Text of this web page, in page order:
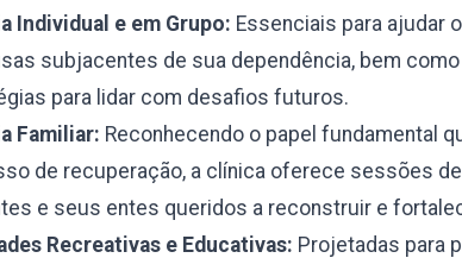
Individual e em Grupo: Essenciais para ajudar
subjacentes de sua dependência, bem
para lidar com desafios futuros.
Familiar: Reconhecendo o papel fundamental
de recuperação, a clínica oferece sessões
e seus entes queridos a reconstruir e
Recreativas e Educativas: Projetadas para